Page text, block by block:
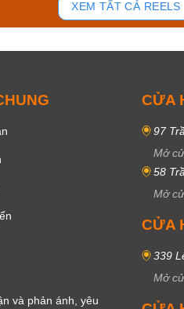
XEM TẤT CẢ REELS
và phản ánh, yêu
CỬA
97
Mở
58
Mở
CỬA
339
Mở